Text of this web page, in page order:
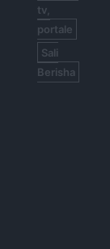
tv,
portale
Sali
Berisha